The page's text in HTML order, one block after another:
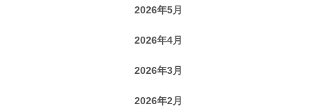
2026年5月
2026年4月
2026年3月
2026年2月